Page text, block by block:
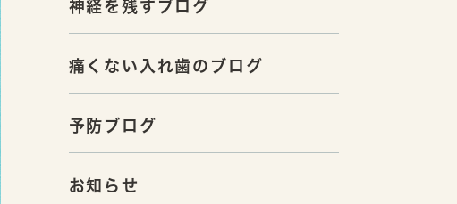
神経を残すブログ
痛くない入れ歯のブログ
予防ブログ
お知らせ